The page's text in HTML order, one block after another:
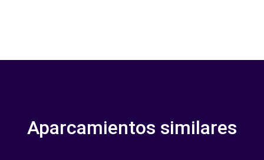
Aparcamientos similares